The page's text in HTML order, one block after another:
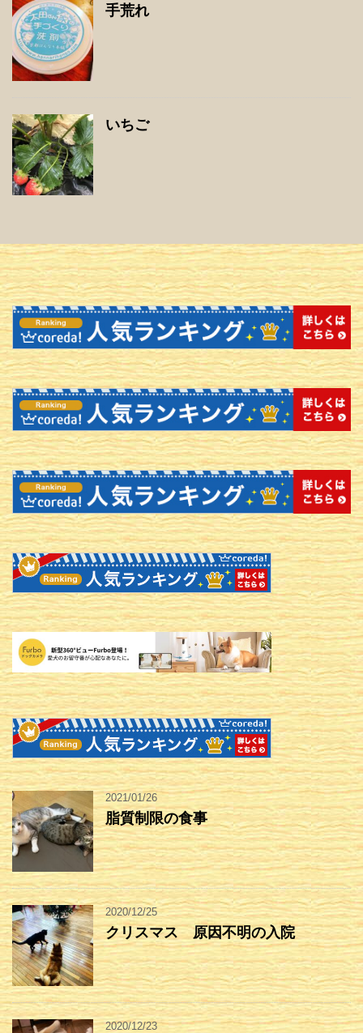
手荒れ
いちご
2021/01/26
脂質制限の食事
2020/12/25
クリスマス 原因不明の入院
2020/12/23